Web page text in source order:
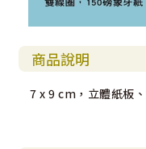
商品說明
7 x 9 cm，立體紙板